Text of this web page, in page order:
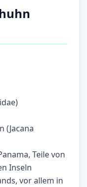
(Jacana
Teile von
Inseln
vor allem in